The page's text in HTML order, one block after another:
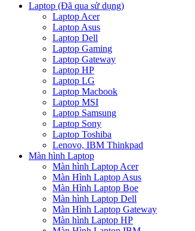
Laptop (Đã qua sử dụng)
Laptop Acer
Laptop Asus
Laptop Dell
Laptop Gaming
Laptop Gateway
Laptop HP
Laptop LG
Laptop Macbook
Laptop MSI
Laptop Samsung
Laptop Sony
Laptop Toshiba
Lenovo, IBM Thinkpad
Màn hình Laptop
Màn hình Laptop Acer
Màn Hình Laptop Asus
Màn Hình Laptop Boe
Màn hình Laptop Dell
Màn Hình Laptop Gateway
Màn hình Laptop HP